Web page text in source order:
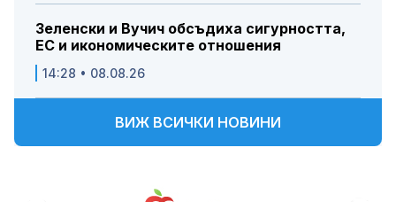
Зеленски и Вучич обсъдиха сигурността,
ЕС и икономическите отношения
14:28 • 08.08.26
ВИЖ ВСИЧКИ НОВИНИ